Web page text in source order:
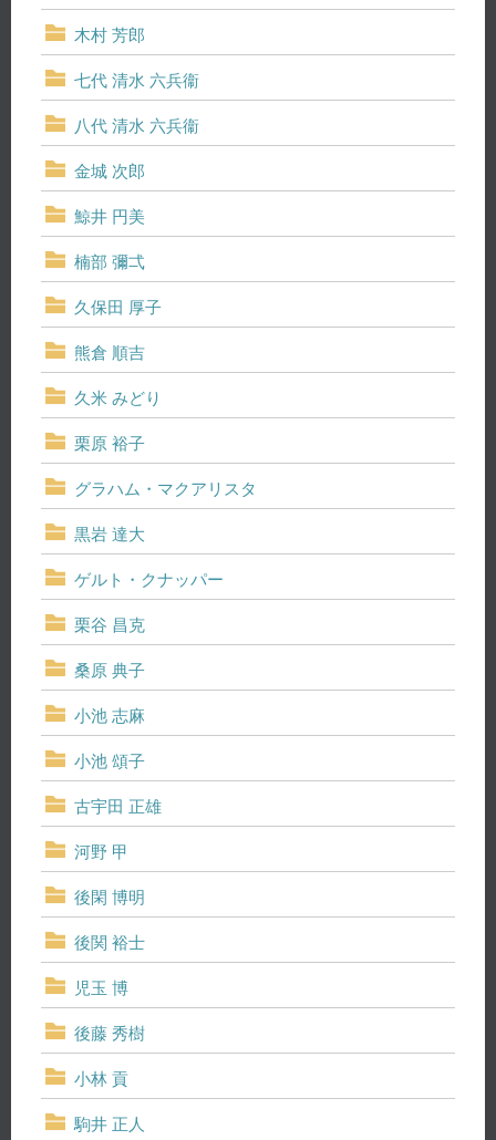
木村 芳郎
七代 清水 六兵衞
八代 清水 六兵衞
金城 次郎
鯨井 円美
楠部 彌弌
久保田 厚子
熊倉 順吉
久米 みどり
栗原 裕子
グラハム・マクアリスタ
黒岩 達大
ゲルト・クナッパー
栗谷 昌克
桑原 典子
小池 志麻
小池 頌子
古宇田 正雄
河野 甲
後閑 博明
後関 裕士
児玉 博
後藤 秀樹
小林 貢
駒井 正人